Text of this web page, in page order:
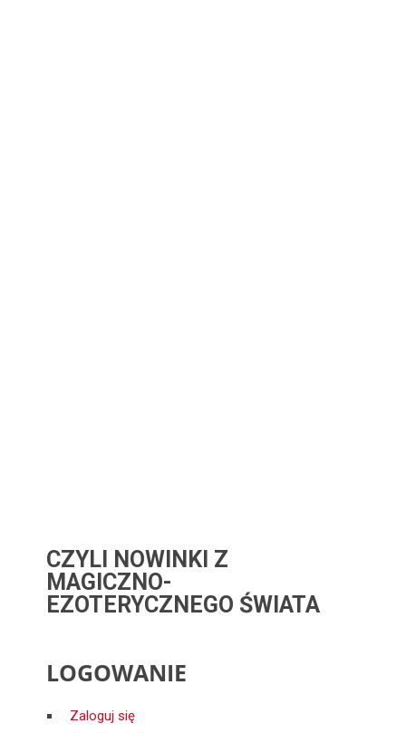
CZYLI NOWINKI Z
MAGICZNO-
EZOTERYCZNEGO ŚWIATA
LOGOWANIE
Zaloguj się